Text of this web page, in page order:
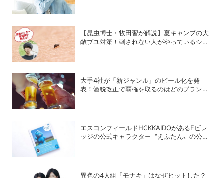
【昆虫博士・牧田習が解説】夏キャンプの大
敵ブユ対策！刺されない人がやっているシン
大手4社が「新ジャンル」のビール化を発
表！酒税改正で覇権を取るのはどのブランド
エスコンフィールドHOKKAIDOがあるFビレ
ッジの公式キャラクター〝えふたん〟の公式
異色の4人組「モナキ」はなぜヒットした？